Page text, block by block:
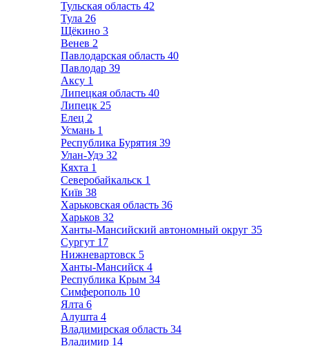
Тульская область 42
Тула 26
Щёкино 3
Венев 2
Павлодарская область 40
Павлодар 39
Аксу 1
Липецкая область 40
Липецк 25
Елец 2
Усмань 1
Республика Бурятия 39
Улан-Удэ 32
Кяхта 1
Северобайкальск 1
Київ 38
Харьковская область 36
Харьков 32
Ханты-Мансийский автономный округ 35
Сургут 17
Нижневартовск 5
Ханты-Мансийск 4
Республика Крым 34
Симферополь 10
Ялта 6
Алушта 4
Владимирская область 34
Владимир 14